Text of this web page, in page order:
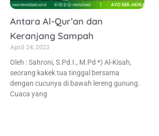
Antara Al-Qur’an dan
Keranjang Sampah
April 24, 2023
Oleh : Sahroni, S.Pd.I., M.Pd *) Al-Kisah,
seorang kakek tua tinggal bersama
dengan cucunya di bawah lereng gunung.
Cuaca yang